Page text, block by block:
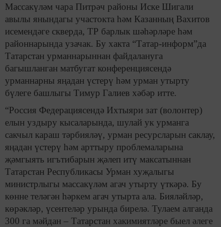
Массакүләм чара Питрәч районы Иске Шигали
авылы янындагы участокта һәм Казанның Вахитов
исемендәге скверда, ТР барлык шәһәрләре һәм
районнарында узачак. Бу хакта “Татар-информ”да
Татарстан урманнарыннан файдалануга
багышланган матбугат конференциясендә
урманнарны яңадан үстерү һәм урман утырту
бүлеге башлыгы Тимур Галиев хәбәр итте.
“Россия Федерациясендә Ихтыяри зат (волонтер)
елын уздыру кысаларында, шулай ук урманга
сакчыл караш тәрбияләү, урман ресурсларын саклау,
яңадан үстерү һәм арттыру проблемаларына
җәмгыять игътибарын җәлеп итү максатыннан
Татарстан Республикасы Урман хуҗалыгы
министрлыгы массакүләм агач утырту үткәрә. Бу
көнне теләгән һәркем агач утырта ала. Бияләйләр,
көрәкләр, үсентеләр урында бирелә. Тулаем алганда
300 га мәйдан – Татарстан хакимиятләре быел әлеге